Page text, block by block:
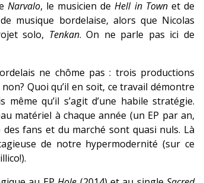
Narvalo, le musicien deHell in Townet de
musique bordelaise, alors que Nicolas
solo, Tenkan. On ne parle pas ici de
ne chôme pas : trois productions
Quoi qu’il en soit, ce travail démontre
qu’il s’agit d’une habile stratégie.
matériel à chaque année (un EP par an,
fans et du marché sont quasi nuls. Là
de notre hypermodernité (sur ce